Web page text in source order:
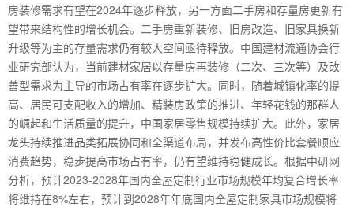
房装修需求有望在2024年逐步释放，另一方面二手房和存量房更新有
望带来结构性的增长机会。二手房重新装修、旧房改造、旧家具换新
升级等为主的存量需求仍有较大空间亟待释放。中国建材流通协会行
业研究部认为，当前建材家居以存量房再装修（二次、三次等）及改
善型需求为主导的市场占有率在逐步扩大。同时，随着城镇化率的提
高、居民可支配收入的增加、精装房政策的推进、年轻花钱的那群人
的崛起和生活质量的提升，中国家居零售规模持续扩大。此外，家居
龙头持续推进品类拓展协同和全渠道布局，并发布高性价比套餐顺应
消费趋势，稳步提高市场占有率，仍有望维持稳健成长。根据中研网
分析，预计2023-2028年国内全屋定制行业市场规模年均复合增长率
将维持在8%左右，预计到2028年年底国内全屋定制家具市场规模将